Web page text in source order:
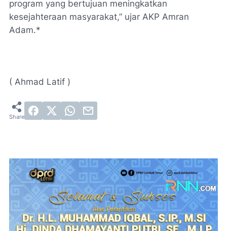
program yang bertujuan meningkatkan
kesejahteraan masyarakat,” ujar AKP Amran
Adam.*
( Ahmad Latif )